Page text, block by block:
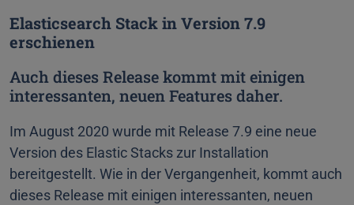
Elasticsearch Stack in Version 7.9
erschienen
Auch dieses Release kommt mit einigen
interessanten, neuen Features daher.
Im August 2020 wurde mit Release 7.9 eine neue
Version des Elastic Stacks zur Installation
bereitgestellt. Wie in der Vergangenheit, kommt auch
dieses Release mit einigen interessanten, neuen